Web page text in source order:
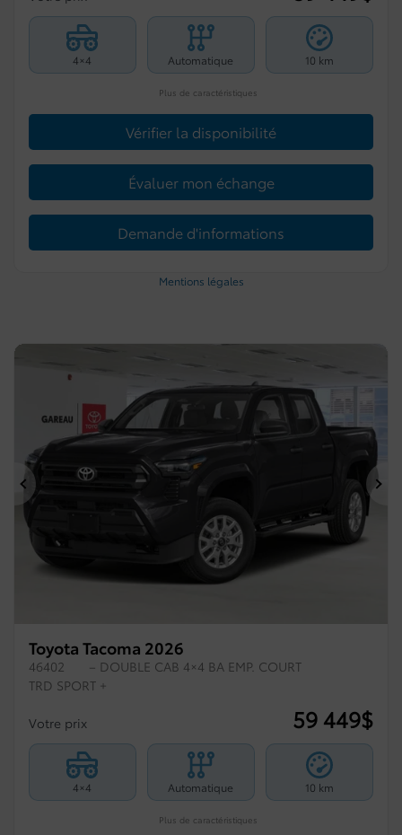
4×4 Automatique 10 km
Plus de caractéristiques
Vérifier la disponibilité
Évaluer mon échange
Demande d'informations
Mentions légales
Précédent
Toyota Tacoma 2026
46402
– DOUBLE CAB 4×4 BA EMP. COURT
TRD SPORT +
Votre prix 59 449$
4×4 Automatique 10 km
Plus de caractéristiques